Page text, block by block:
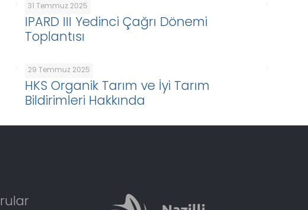
31 Temmuz 2025
IPARD III Yedinci Çağrı Dönemi
Toplantısı
29 Temmuz 2025
HKS Organik Tarım ve İyi Tarım
Bildirimleri Hakkında